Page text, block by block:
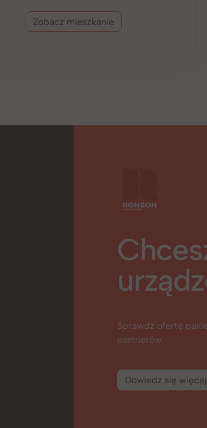
Zobacz mieszkanie
Sprawdź ofertę
partnerów.
Dowiedz się więcej